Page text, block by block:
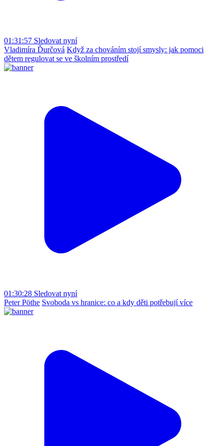
01:31:57 Sledovat nyní
Vladimíra Ďurčová Když za chováním stojí smysly: jak pomoci
dětem regulovat se ve školním prostředí
01:30:28 Sledovat nyní
Peter Pöthe Svoboda vs hranice: co a kdy děti potřebují více